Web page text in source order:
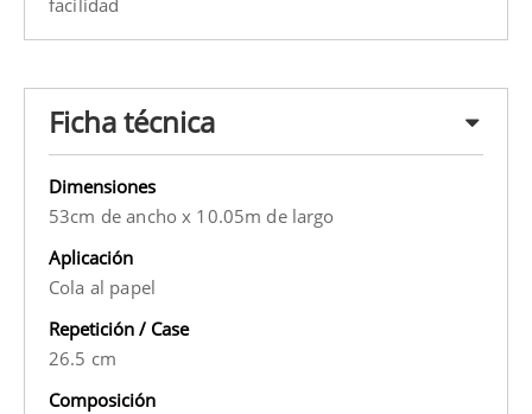
facilidad
Ficha técnica
Dimensiones
53cm de ancho x 10.05m de largo
Aplicación
Cola al papel
Repetición / Case
26.5 cm
Composición